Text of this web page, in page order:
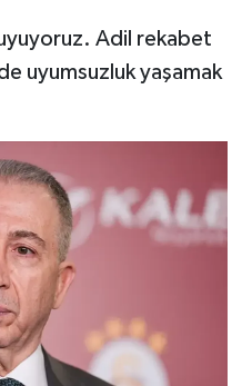
Adil rekabet
uyumsuzluk yaşamak